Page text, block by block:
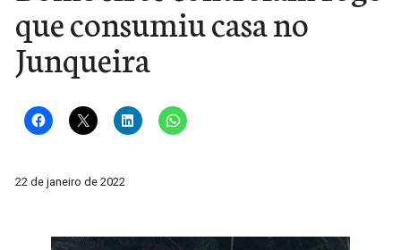
que consumiu casa no
Junqueira
22 de janeiro de 2022